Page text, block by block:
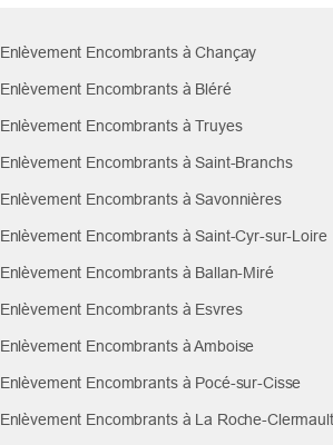
Enlèvement Encombrants à Chançay
Enlèvement Encombrants à Bléré
Enlèvement Encombrants à Truyes
Enlèvement Encombrants à Saint-Branchs
Enlèvement Encombrants à Savonnières
Enlèvement Encombrants à Saint-Cyr-sur-Loire
Enlèvement Encombrants à Ballan-Miré
Enlèvement Encombrants à Esvres
Enlèvement Encombrants à Amboise
Enlèvement Encombrants à Pocé-sur-Cisse
Enlèvement Encombrants à La Roche-Clermault